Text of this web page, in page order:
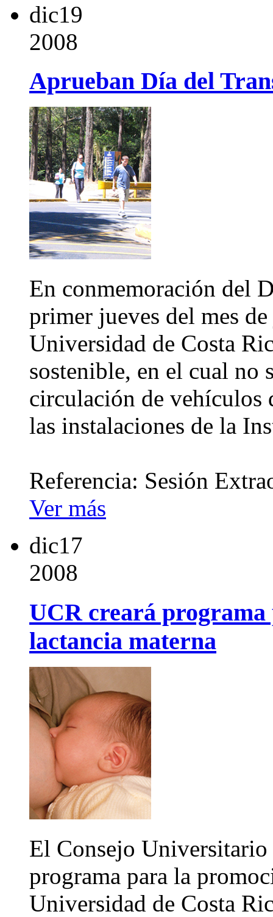
dic19
2008
Aprueban Día del
En conmemoración del
primer jueves del mes
Universidad de Costa
sostenible, en el cual no
circulación de vehículos
las instalaciones de la
Referencia: Sesión
Ver más
dic17
2008
UCR creará
lactancia materna
El Consejo
programa para la
Universidad de Costa